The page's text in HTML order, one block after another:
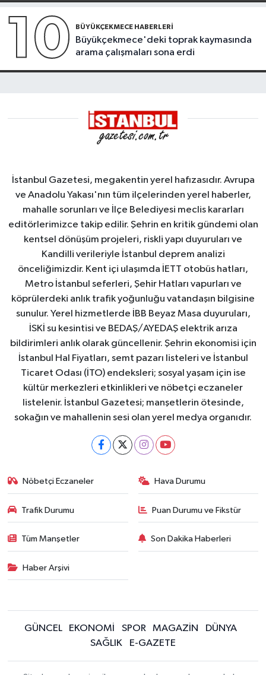
10 BÜYÜKÇEKMECE HABERLERI
Büyükçekmece'deki toprak kaymasında
arama çalışmaları sona erdi
İstanbul Gazetesi, megakentin yerel hafızasıdır. Avrupa
ve Anadolu Yakası'nın tüm ilçelerinden yerel haberler,
mahalle sorunları ve İlçe Belediyesi meclis kararları
editörlerimizce takip edilir. Şehrin en kritik gündemi olan
kentsel dönüşüm projeleri, riskli yapı duyuruları ve
Kandilli verileriyle İstanbul deprem analizi
önceliğimizdir. Kent içi ulaşımda İETT otobüs hatları,
Metro İstanbul seferleri, Şehir Hatları vapurları ve
köprülerdeki anlık trafik yoğunluğu vatandaşın bilgisine
sunulur. Yerel hizmetlerde İBB Beyaz Masa duyuruları,
İSKİ su kesintisi ve BEDAŞ/AYEDAŞ elektrik arıza
bildirimleri anlık olarak güncellenir. Şehrin ekonomisi için
İstanbul Hal Fiyatları, semt pazarı listeleri ve İstanbul
Ticaret Odası (İTO) endeksleri; sosyal yaşam için ise
kültür merkezleri etkinlikleri ve nöbetçi eczaneler
listelenir. İstanbul Gazetesi; manşetlerin ötesinde,
sokağın ve mahallenin sesi olan yerel medya organıdır.
Nöbetçi Eczaneler Hava Durumu
Trafik Durumu Puan Durumu ve Fikstür
Tüm Manşetler Son Dakika Haberleri
Haber Arşivi
GÜNCEL EKONOMİ SPOR MAGAZİN
DÜNYA
SAĞLIK
E-GAZETE